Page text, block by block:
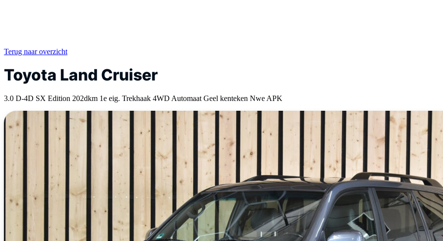
Terug naar overzicht
Toyota Land Cruiser
3.0 D-4D SX Edition 202dkm 1e eig. Trekhaak 4WD Automaat Geel kenteken Nwe APK